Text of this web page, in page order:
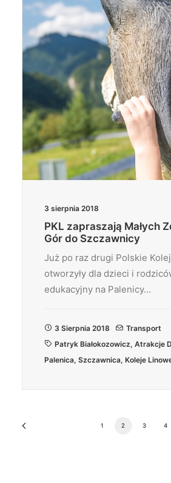
3 sierpnia 2018
PKL zapraszają Małych
Gór do Szczawnicy
Już po raz drugi Polskie
otworzyły dla dzieci i
edukacyjny na Palenicy…
3 Sierpnia 2018
Transport
Patryk Białokozowicz, Atrakcje
Palenica, Szczawnica, Koleje
1 2 3 4